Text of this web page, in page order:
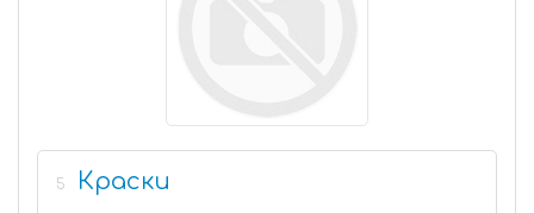
5 Краски